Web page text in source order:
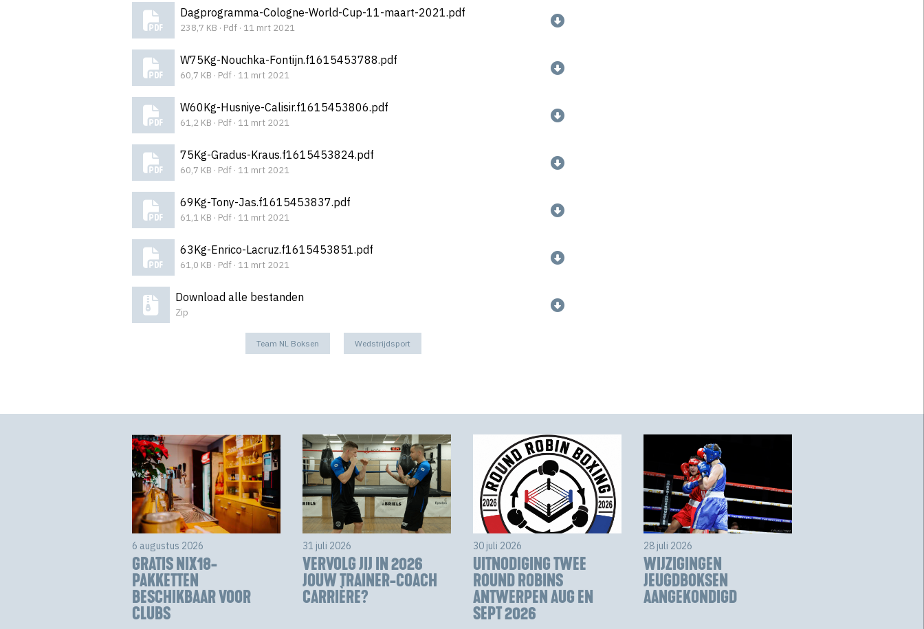
Dagprogramma-Cologne-World-Cup-11-maart-2021.pdf
238,7 KB · Pdf · 11 mrt 2021
W75Kg-Nouchka-Fontijn.f1615453788.pdf
60,7 KB · Pdf · 11 mrt 2021
W60Kg-Husniye-Calisir.f1615453806.pdf
61,2 KB · Pdf · 11 mrt 2021
75Kg-Gradus-Kraus.f1615453824.pdf
60,7 KB · Pdf · 11 mrt 2021
69Kg-Tony-Jas.f1615453837.pdf
61,1 KB · Pdf · 11 mrt 2021
63Kg-Enrico-Lacruz.f1615453851.pdf
61,0 KB · Pdf · 11 mrt 2021
Download alle bestanden
Zip
Team NL Boksen Wedstrijdsport
6 augustus 2026
GRATIS NIX18-
PAKKETTEN
BESCHIKBAAR VOOR
CLUBS
31 juli 2026
VERVOLG JIJ IN 2026
JOUW TRAINER-COACH
CARRIÈRE?
30 juli 2026
UITNODIGING TWEE
ROUND ROBINS
ANTWERPEN AUG EN
SEPT 2026
28 juli 2026
WIJZIGINGEN
JEUGDBOKSEN
AANGEKONDIGD